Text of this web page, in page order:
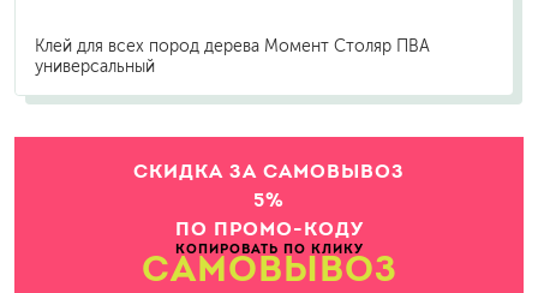
Клей для всех пород дерева Момент Столяр ПВА
универсальный
СКИДКА ЗА САМОВЫВОЗ
5%
ПО ПРОМО-КОДУ
КОПИРОВАТЬ ПО КЛИКУ
САМОВЫВОЗ